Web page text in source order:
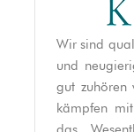
Wir sind
und
gut zuhören
kämpfen